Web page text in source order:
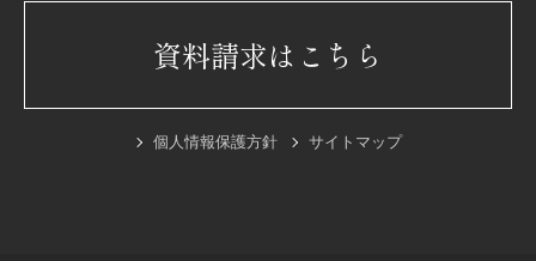
資料請求はこちら
個人情報保護方針 サイトマップ